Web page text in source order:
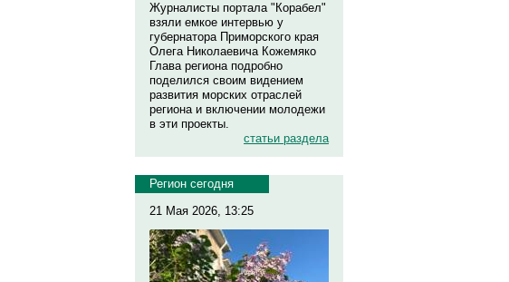
Журналисты портала "Корабел"
взяли емкое интервью у
губернатора Приморского края
Олега Николаевича Кожемяко
Глава региона подробно
поделился своим видением
развития морских отраслей
региона и включении молодежи
в эти проекты.
статьи раздела
Регион сегодня
21 Мая 2026, 13:25